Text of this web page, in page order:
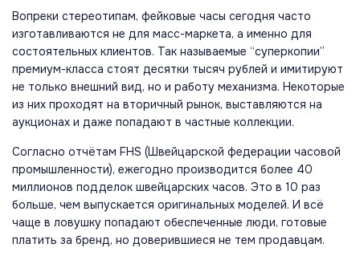
Вопреки стереотипам, фейковые часы сегодня часто
изготавливаются не для масс-маркета, а именно для
состоятельных клиентов. Так называемые “суперкопии”
премиум-класса стоят десятки тысяч рублей и имитируют
не только внешний вид, но и работу механизма. Некоторые
из них проходят на вторичный рынок, выставляются на
аукционах и даже попадают в частные коллекции.
Согласно отчётам FHS (Швейцарской федерации часовой
промышленности), ежегодно производится более 40
миллионов подделок швейцарских часов. Это в 10 раз
больше, чем выпускается оригинальных моделей. И всё
чаще в ловушку попадают обеспеченные люди, готовые
платить за бренд, но доверившиеся не тем продавцам.